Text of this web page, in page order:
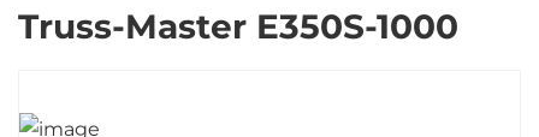
Truss-Master E350S-1000